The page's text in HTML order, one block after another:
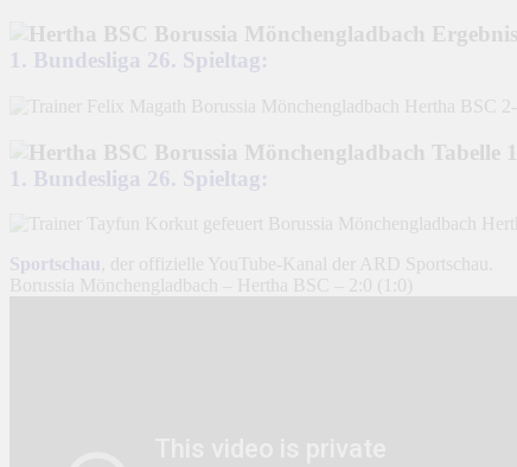
1. Bundesliga 26. Spieltag:
1. Bundesliga 26. Spieltag:
Sportschau
, der offizielle YouTube-Kanal der ARD Sportschau.
Borussia Mönchengladbach – Hertha BSC – 2:0 (1:0)